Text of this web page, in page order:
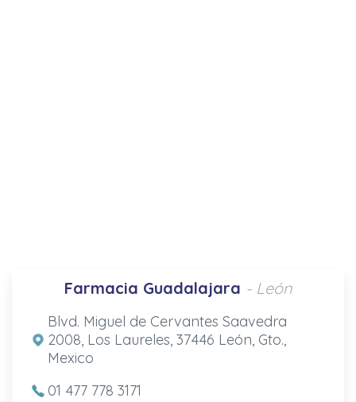
Farmacia Guadalajara - León
Blvd. Miguel de Cervantes Saavedra
2008, Los Laureles, 37446 León, Gto.,
Mexico
01 477 778 3171